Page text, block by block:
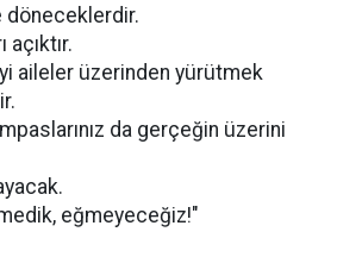
açıktır.
aileler üzerinden yürütmek
da gerçeğin üzerini
eğmeyeceğiz!"